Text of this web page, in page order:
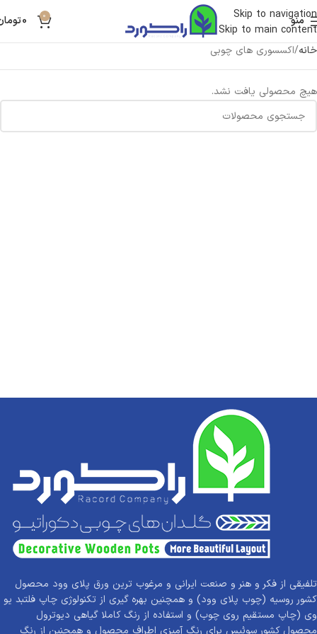
Skip to navigation
Skip to main content
منو 0
0
خانه اکسسوری های چوبی
هیچ محصولی یافت نشد.
تلفیقی از فکر و هنر و صنعت ایرانی و مرغوب ترین ورق پلای وود محصول
کشور روسیه (چوب پلای وود) و همچنین بهره گیری از تکنولوژی چاپ فلتبد یو
وی (چاپ مستقیم روی چوب) و استفاده از رنگ کاملا گیاهی دیوترول
محصول کشور سوئیس برای رنگ آمیزی اطراف محصول و همچنین از رنگ